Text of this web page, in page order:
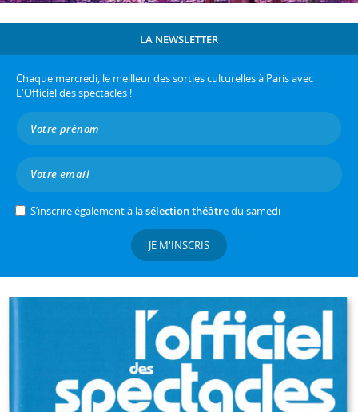
LA NEWSLETTER
Chaque mercredi, le meilleur des sorties culturelles à Paris avec
L'Officiel des spectacles !
S’inscrire également à lasélection théâtredu samedi
JE M'INSCRIS